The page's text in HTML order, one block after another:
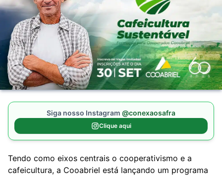
Siga nosso Instagram @conexaosafra
Clique aqui
Tendo como eixos centrais o cooperativismo e a
cafeicultura, a Cooabriel está lançando um programa